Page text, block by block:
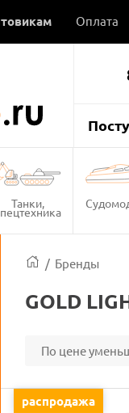
Оплата
Танки,
/ Бренды
GOLD
По цене
распродажа